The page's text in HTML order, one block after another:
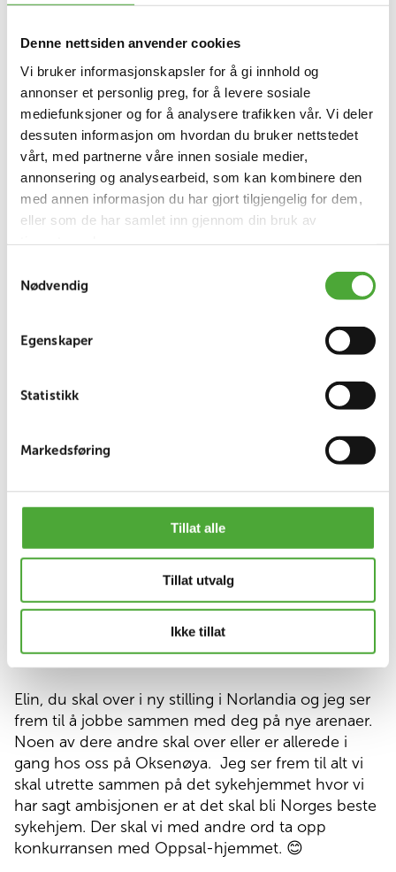
Denne nettsiden anvender cookies
Vi bruker informasjonskapsler for å gi innhold og
annonser et personlig preg, for å levere sosiale
mediefunksjoner og for å analysere trafikken vår. Vi deler
dessuten informasjon om hvordan du bruker nettstedet
vårt, med partnerne våre innen sosiale medier,
annonsering og analysearbeid, som kan kombinere den
med annen informasjon du har gjort tilgjengelig for dem,
eller som de har samlet inn gjennom din bruk av
Nødvendig
Egenskaper
Statistikk
Markedsføring
Tillat alle
Tillat utvalg
Ikke tillat
Ved alle kvalitetsrevisjoner kjent som ISO-
revisjoner har Oppsalhjemmet fått gode resultater,
for deres Covid-håndtering. Elin og hennes team
opprettet en risikovurdering for Covid allerede 12.
Dette viser et sterkt systematisk kvalitetsarbeid og
en imponerende evne til å håndtere utfordringer
at flere ansatte som var ansatt da Norlandia
overtok, fortsatt jobber på huset. Oppsalhjemmet
har også vært den enheten vår som år etter år har
hatt lavest sykefravær. Dette er et bevis på den
positive arbeidskulturen som Elin og hennes team
har skapt på Oppsalhjemmet.
Elin, du skal over i ny stilling i Norlandia og jeg ser
frem til å jobbe sammen med deg på nye arenaer.
Noen av dere andre skal over eller er allerede i
gang hos oss på Oksenøya. Jeg ser frem til alt vi
skal utrette sammen på det sykehjemmet hvor vi
har sagt ambisjonen er at det skal bli Norges beste
sykehjem. Der skal vi med andre ord ta opp
konkurransen med Oppsal-hjemmet. 😊